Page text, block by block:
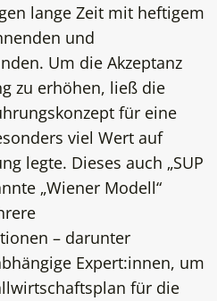
lange Zeit mit heftigem
und
Um die Akzeptanz
zu erhöhen, ließ die
für eine
viel Wert auf
legte. Dieses auch „SUP
„Wiener Modell“
– darunter
Expert:innen, um
für die